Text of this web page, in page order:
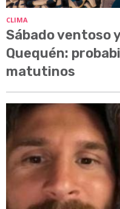
CLIMA
Sábado ventoso
Quequén:
matutinos